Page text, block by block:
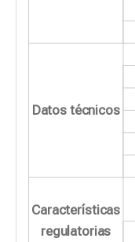
Datos técnicos
Características
regulatorias